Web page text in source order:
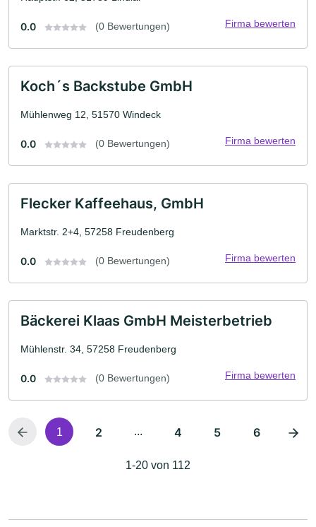
0.0 (0 Bewertungen) Firma bewerten
Koch´s Backstube GmbH
Mühlenweg 12, 51570 Windeck
0.0 (0 Bewertungen) Firma bewerten
Flecker Kaffeehaus, GmbH
Marktstr. 2+4, 57258 Freudenberg
0.0 (0 Bewertungen) Firma bewerten
Bäckerei Klaas GmbH Meisterbetrieb
Mühlenstr. 34, 57258 Freudenberg
0.0 (0 Bewertungen) Firma bewerten
1 2 ... 4 5 6
1-20 von 112